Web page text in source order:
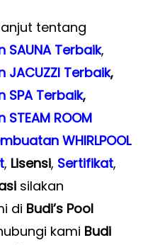
tentang
Terbaik,
Terbaik,
SPA Terbaik,
ROOM
WHIRLPOOL
, Lisensi, Sertifikat,
silakan
di Budi’s Pool
kami Budi